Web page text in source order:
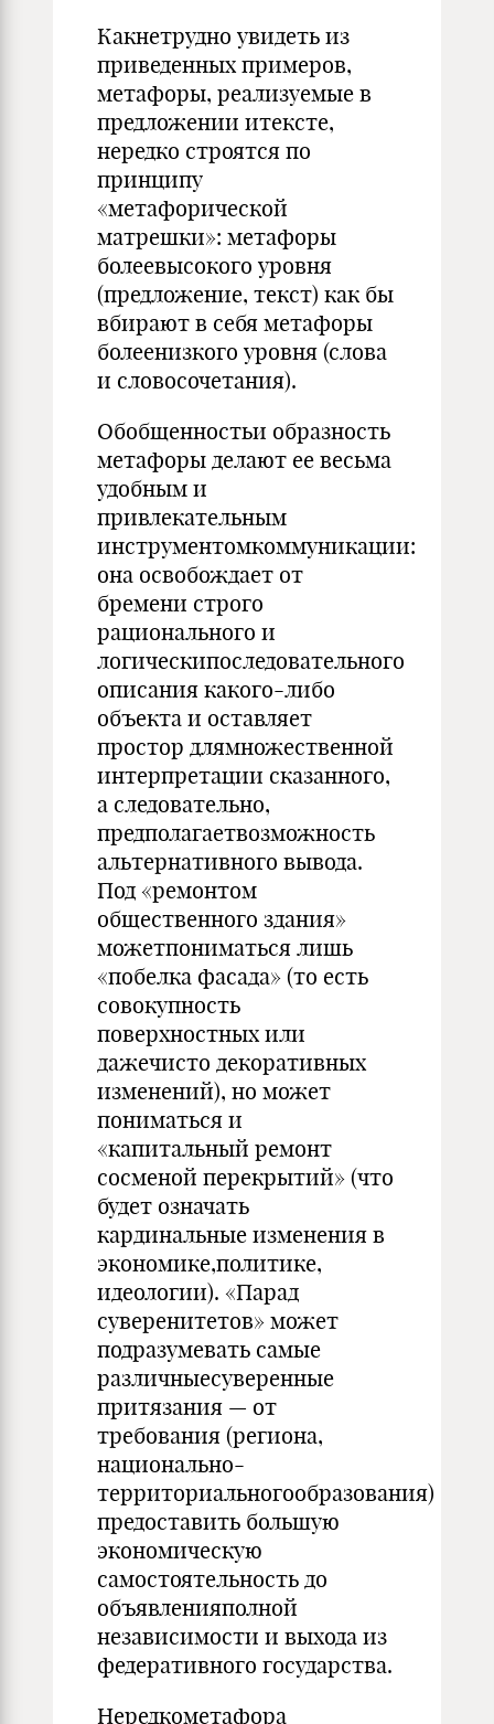
Какнетрудно увидеть из
приведенных примеров,
метафоры, реализуемые в
предложении итексте,
нередко строятся по
принципу
«метафорической
матрешки»: метафоры
болеевысокого уровня
(предложение, текст) как бы
вбирают в себя метафоры
болеенизкого уровня (слова
и словосочетания).
Обобщенностьи образность
метафоры делают ее весьма
удобным и
привлекательным
инструментомкоммуникации:
она освобождает от
бремени строго
рационального и
логическипоследовательного
описания какого-либо
объекта и оставляет
простор длямножественной
интерпретации сказанного,
а следовательно,
предполагаетвозможность
альтернативного вывода.
Под «ремонтом
общественного здания»
можетпониматься лишь
«побелка фасада» (то есть
совокупность
поверхностных или
дажечисто декоративных
изменений), но может
пониматься и
«капитальный ремонт
сосменой перекрытий» (что
будет означать
кардинальные изменения в
экономике,политике,
идеологии). «Парад
суверенитетов» может
подразумевать самые
различныесуверенные
притязания — от
требования (региона,
национально-
территориальногообразования)
предоставить большую
экономическую
самостоятельность до
объявленияполной
независимости и выхода из
федеративного государства.
Нередкометафора